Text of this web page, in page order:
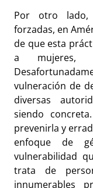
Por otro lado,
forzadas, en
de que esta
a mujeres,
vulneración de
diversas
siendo
prevenirla y
enfoque de
vulnerabilidad
trata de
innumerables